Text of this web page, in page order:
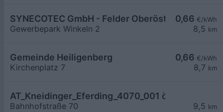
0,66 €/kWh
8,5 km
SYNECOTEC GmbH - Felder Oberösterreich
Gewerbepark Winkeln 2
0,66 €/kWh
8,7 km
Gemeinde Heiligenberg
Kirchenplatz 7
9,5 km
AT_Kneidinger_Eferding_4070_001 öffentlich
Bahnhofstraße 70